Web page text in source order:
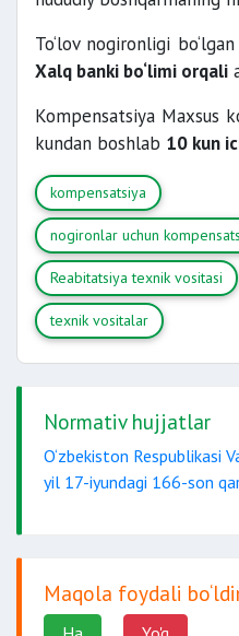
To‘lov nogironligi
Xalq banki bo‘limi orqali
Kompensatsiya Maxsus
kundan boshlab 10 kun
kompensatsiya
nogironlar uchun
Reabitatsiya texnik vositasi
texnik vositalar
Normativ hujjatlar
O‘zbekiston Respublikasi
yil 17-iyundagi 166-son
Maqola foydali